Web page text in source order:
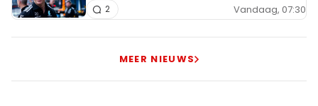
Vandaag, 07:30
2
MEER NIEUWS